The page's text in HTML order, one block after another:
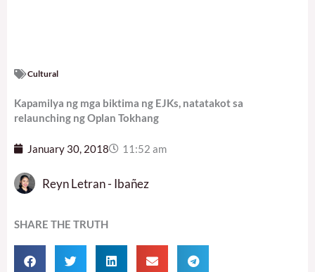
Cultural
Kapamilya ng mga biktima ng EJKs, natatakot sa
relaunching ng Oplan Tokhang
January 30, 2018 11:52 am
Reyn Letran - Ibañez
SHARE THE TRUTH